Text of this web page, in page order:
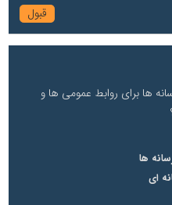
ها برای روابط عمومی ها و
ها
ای